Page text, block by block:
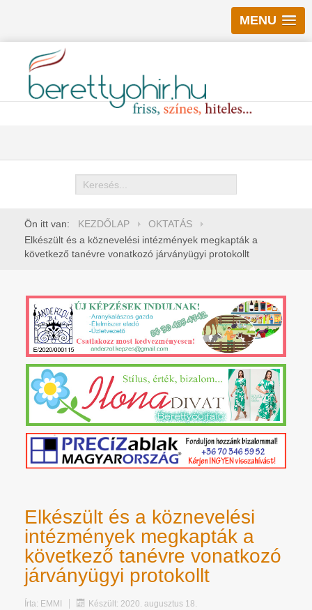
MENU
Keresés
Ön itt van: KEZDŐLAP
OKTATÁS
Elkészült és a köznevelési intézmények megkapták a
következő tanévre vonatkozó járványügyi protokollt
Elkészült és a köznevelési
intézmények megkapták a
következő tanévre vonatkozó
járványügyi protokollt
Írta: EMMI Készült: 2020. augusztus 18.